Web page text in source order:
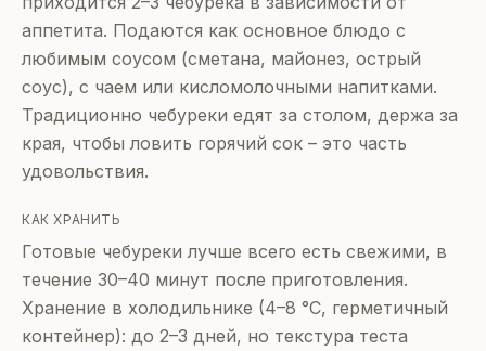
аппетита. Подаются как основное блюдо с
любимым соусом (сметана, майонез, острый
соус), с чаем или кисломолочными напитками.
Традиционно чебуреки едят за столом, держа за
края, чтобы ловить горячий сок – это часть
удовольствия.
КАК ХРАНИТЬ
Готовые чебуреки лучше всего есть свежими, в
течение 30–40 минут после приготовления.
Хранение в холодильнике (4–8 °C, герметичный
контейнер): до 2–3 дней, но текстура теста